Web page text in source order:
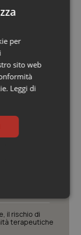
in
di
il rischio di
terapeutiche
per
sito web
Leggi di
Marketing